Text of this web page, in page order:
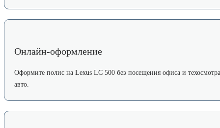
Онлайн-оформление
Оформите полис на Lexus LC 500 без посещения офиса и техосмотра
авто.